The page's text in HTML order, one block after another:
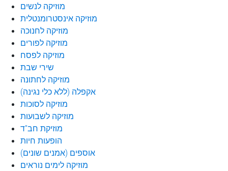
מוזיקה לנשים
מוזיקה אינסטרומנטלית
מוזיקה לחנוכה
מוזיקה לפורים
מוזיקה לפסח
שירי שבת
מוזיקה לחתונה
אקפלה (ללא כלי נגינה)
מוזיקה לסוכות
מוזיקה לשבועות
מוזיקת חב"ד
הופעות חיות
אוספים (אמנים שונים)
מוזיקה לימים נוראים